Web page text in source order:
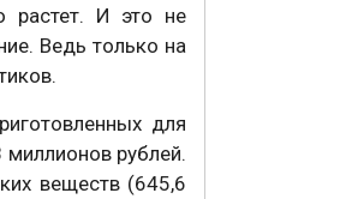
растет. И это не
Ведь только на
для
рублей.
веществ (645,6